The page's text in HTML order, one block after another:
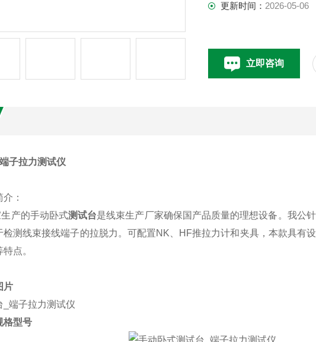
更新时间： 2026-05-06
立即咨询
子拉力测试仪
介：
产的手动卧式测试台是线束生产厂家确保国产品质量的理想设备。我公
检测线束接线端子的拉脱力。可配置NK、HF推拉力计和夹具，本款具有
点。
片
格型号